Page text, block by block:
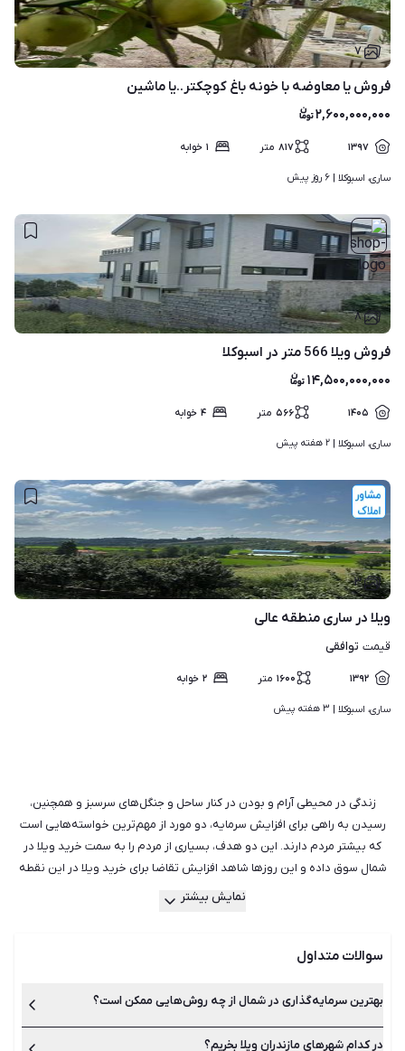
۷
فروش یا معاوضه با خونه باغ کوچکتر..یا ماشین
۲,۶۰۰,۰۰۰,۰۰۰
۱۳۹۷ ۸۱۷ متر ۱ خوابه
ساری، اسبوکلا | ۶ روز پیش
۸
فروش ویلا 566 متر در اسبوکلا
۱۴,۵۰۰,۰۰۰,۰۰۰
۱۴۰۵ ۵۶۶ متر ۴ خوابه
ساری، اسبوکلا | ۲ هفته پیش
۳
ویلا در ساری منطقه عالی
قیمت توافقی
۱۳۹۲ ۱۶۰۰ متر ۲ خوابه
ساری، اسبوکلا | ۳ هفته پیش
زندگی در محیطی آرام و بودن در کنار ساحل و جنگل‌های سرسبز و همچنین،
رسیدن به راهی برای افزایش سرمایه، دو مورد از مهم‌ترین خواسته‌هایی است
که بیشتر مردم دارند. این دو هدف، بسیاری از مردم را به سمت خرید ویلا در
شمال سوق داده و این روزها شاهد افزایش تقاضا برای خرید ویلا در این نقطه
از ایران هستیم. مطمئنا خرید ویلا در شهرهای شمالی کشور، نمونه‌ای از یک
قیمت خرید ویلا در شمال مناسب است، ارزش پول شما در آینده افزایش پیدا
درآمد کسب کنید. اگر به دنبال خرید ویلا در شهرهای شمالی هستید و یا به‌طور
جدیدترین آگهی‌های فروش ویلا در شمال را پیدا خواهید کرد. شیپور با سال‌ها
نمایش بیشتر
سوالات متداول
بهترین سرمایه‌گذاری در شمال از چه روش‌هایی ممکن است؟
خرید ویلا در شمال، خرید زمین و ساخت ویلا در شمال و راه‌اندازی
در کدام شهرهای مازندران ویلا بخریم؟